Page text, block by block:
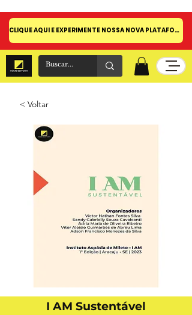
CLIQUE AQUI E EXPERIMENTE NOSSA NOVA PLATAFORMA!
< Voltar
I AM Sustentável